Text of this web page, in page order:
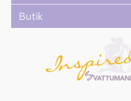
Butik